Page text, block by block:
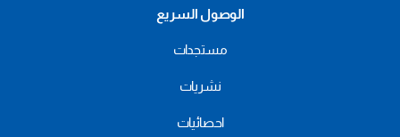
الوصول السريع
مستجدات
نشريات
احصائيات